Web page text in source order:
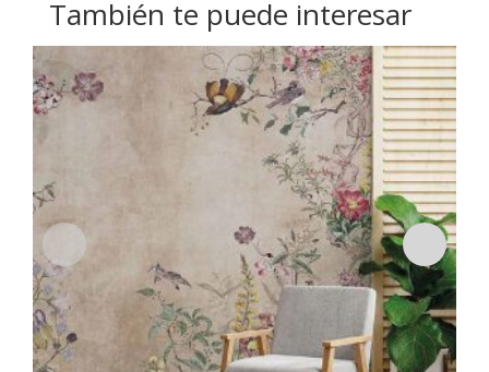
También te puede interesar